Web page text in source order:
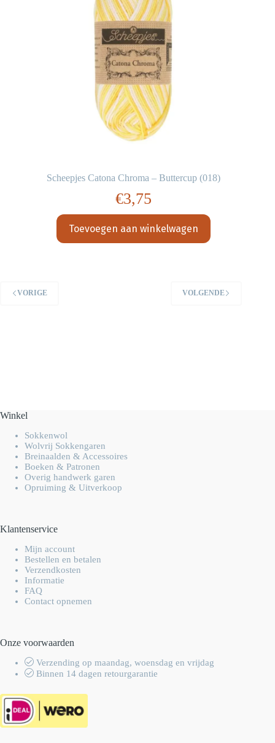
Scheepjes Catona Chroma – Buttercup (018)
€3,75
Toevoegen aan winkelwagen
VORIGE VOLGENDE
Winkel
Sokkenwol
Wolvrij Sokkengaren
Breinaalden & Accessoires
Boeken & Patronen
Overig handwerk garen
Opruiming & Uitverkoop
Klantenservice
Mijn account
Bestellen en betalen
Verzendkosten
Informatie
FAQ
Contact opnemen
Onze voorwaarden
Verzending op maandag, woensdag en vrijdag
Binnen 14 dagen retourgarantie